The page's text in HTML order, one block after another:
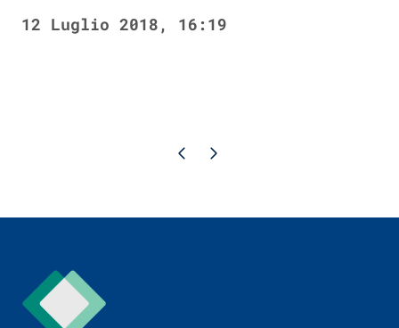
12 Luglio 2018, 16:19
Pagina precedente
Pagina successiva